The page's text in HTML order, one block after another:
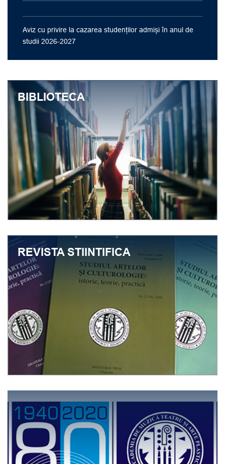
Aviz cu privire la cazarea studenților admiși în anul de
studii 2026-2027
BIBLIOTECA
REVISTA STIINTIFICA